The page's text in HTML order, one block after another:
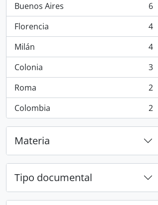
Buenos Aires
, 6 resultados
6
Florencia
, 4 resultados
4
Milán
, 4 resultados
4
Colonia
, 3 resultados
3
Roma
, 2 resultados
2
Colombia
, 2 resultados 2
Materia
Tipo documental